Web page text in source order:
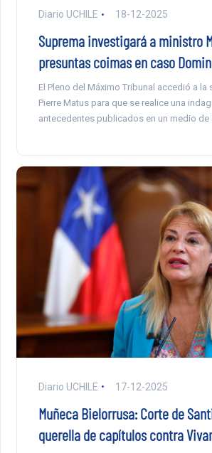
Diario UCHILE 18-12-2025
Suprema investigará a ministro
presuntas coimas en caso
El Pleno del Máximo Tribunal accedió a la
Pierre Matus para que se realice una
antecedentes publicados en un medio de
Diario UCHILE 17-12-2025
Muñeca Bielorrusa: Corte de
querella de capítulos contra